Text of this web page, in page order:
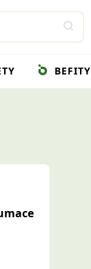
BEFITY